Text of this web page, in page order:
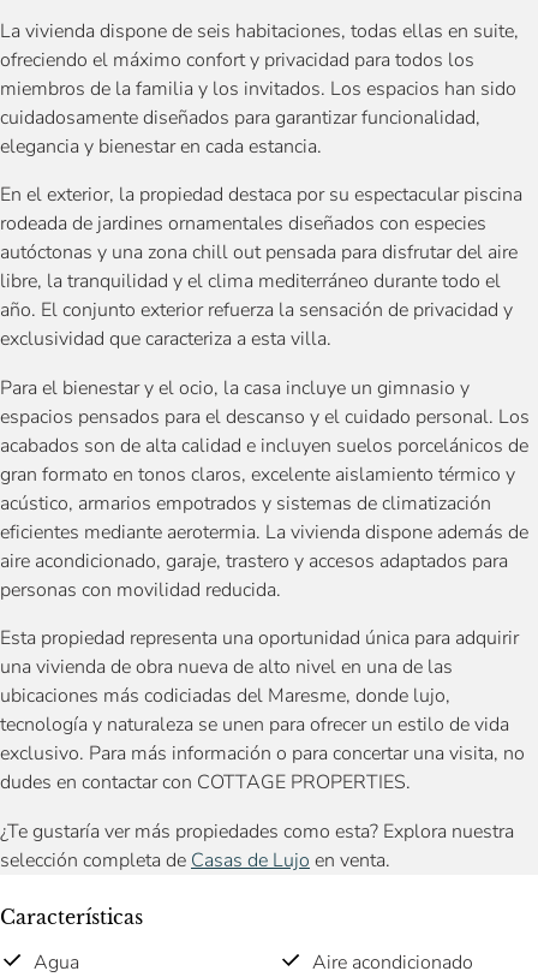
La vivienda dispone de seis habitaciones, todas ellas en suite,
ofreciendo el máximo confort y privacidad para todos los
miembros de la familia y los invitados. Los espacios han sido
cuidadosamente diseñados para garantizar funcionalidad,
elegancia y bienestar en cada estancia.
En el exterior, la propiedad destaca por su espectacular piscina
rodeada de jardines ornamentales diseñados con especies
autóctonas y una zona chill out pensada para disfrutar del aire
libre, la tranquilidad y el clima mediterráneo durante todo el
año. El conjunto exterior refuerza la sensación de privacidad y
exclusividad que caracteriza a esta villa.
Para el bienestar y el ocio, la casa incluye un gimnasio y
espacios pensados para el descanso y el cuidado personal. Los
acabados son de alta calidad e incluyen suelos porcelánicos de
gran formato en tonos claros, excelente aislamiento térmico y
acústico, armarios empotrados y sistemas de climatización
eficientes mediante aerotermia. La vivienda dispone además de
aire acondicionado, garaje, trastero y accesos adaptados para
personas con movilidad reducida.
Esta propiedad representa una oportunidad única para adquirir
una vivienda de obra nueva de alto nivel en una de las
ubicaciones más codiciadas del Maresme, donde lujo,
tecnología y naturaleza se unen para ofrecer un estilo de vida
exclusivo. Para más información o para concertar una visita, no
dudes en contactar con COTTAGE PROPERTIES.
¿Te gustaría ver más propiedades como esta? Explora nuestra
selección completa de Casas de Lujo en venta.
Características
Agua
Aire acondicionado